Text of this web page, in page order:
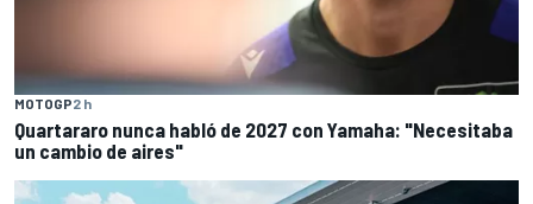
MOTOGP2 h
Quartararo nunca habló de 2027 con Yamaha: "Necesitaba
un cambio de aires"